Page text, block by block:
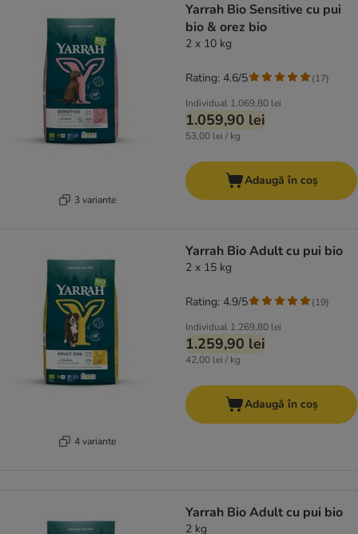
3 variante
Yarrah Bio Sensitive cu pui
bio & orez bio
2 x 10 kg
Individual 1.069,80 lei
1.059,90 lei
53,00 lei / kg
Rating: 4.6/5 (17)
Adaugă în coș
4 variante
Yarrah Bio Adult cu pui bio
2 x 15 kg
Individual 1.269,80 lei
1.259,90 lei
42,00 lei / kg
Rating: 4.9/5 (19)
Adaugă în coș
Yarrah Bio Adult cu pui bio
2 kg